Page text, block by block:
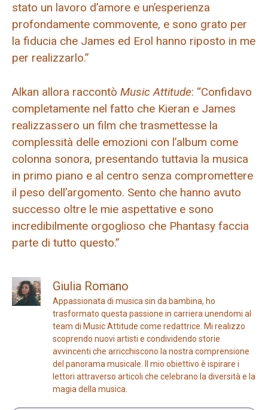
stato un lavoro d’amore e un’esperienza
profondamente commovente, e sono grato per
la fiducia che James ed Erol hanno riposto in me
per realizzarlo.”
Alkan allora raccontò Music Attitude: “Confidavo
completamente nel fatto che Kieran e James
realizzassero un film che trasmettesse la
complessità delle emozioni con l’album come
colonna sonora, presentando tuttavia la musica
in primo piano e al centro senza compromettere
il peso dell’argomento. Sento che hanno avuto
successo oltre le mie aspettative e sono
incredibilmente orgoglioso che Phantasy faccia
parte di tutto questo.”
Giulia Romano
Appassionata di musica sin da bambina, ho
trasformato questa passione in carriera unendomi al
team di Music Attitude come redattrice. Mi realizzo
scoprendo nuovi artisti e condividendo storie
avvincenti che arricchiscono la nostra comprensione
del panorama musicale. Il mio obiettivo è ispirare i
lettori attraverso articoli che celebrano la diversità e la
magia della musica.